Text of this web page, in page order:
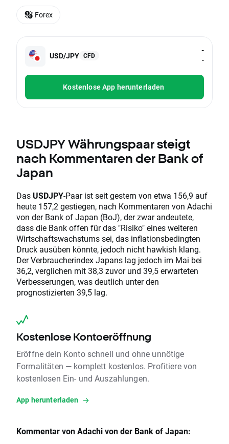
USD/JPY CFD
-
-
Kostenlose App herunterladen
USDJPY Währungspaar steigt
nach Kommentaren der Bank of
Japan
Das USDJPY-Paar ist seit gestern von etwa 156,9 auf
heute 157,2 gestiegen, nach Kommentaren von Adachi
von der Bank of Japan (BoJ), der zwar andeutete,
dass die Bank offen für das "Risiko" eines weiteren
Wirtschaftswachstums sei, das inflationsbedingten
Druck ausüben könnte, jedoch nicht hawkish klang.
Der Verbraucherindex Japans lag jedoch im Mai bei
36,2, verglichen mit 38,3 zuvor und 39,5 erwarteten
Verbesserungen, was deutlich unter den
prognostizierten 39,5 lag.
Kostenlose Kontoeröffnung
Eröffne dein Konto schnell und ohne unnötige
Formalitäten — komplett kostenlos. Profitiere von
kostenlosen Ein- und Auszahlungen.
App herunterladen
Kommentar von Adachi von der Bank of Japan:
Forex